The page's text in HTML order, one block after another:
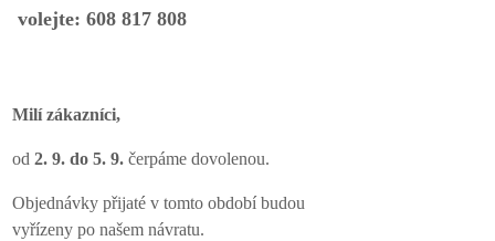
volejte: 608 817 808
Milí zákazníci,
od 2. 9. do 5. 9. čerpáme dovolenou.
Objednávky přijaté v tomto období budou
vyřízeny po našem návratu.